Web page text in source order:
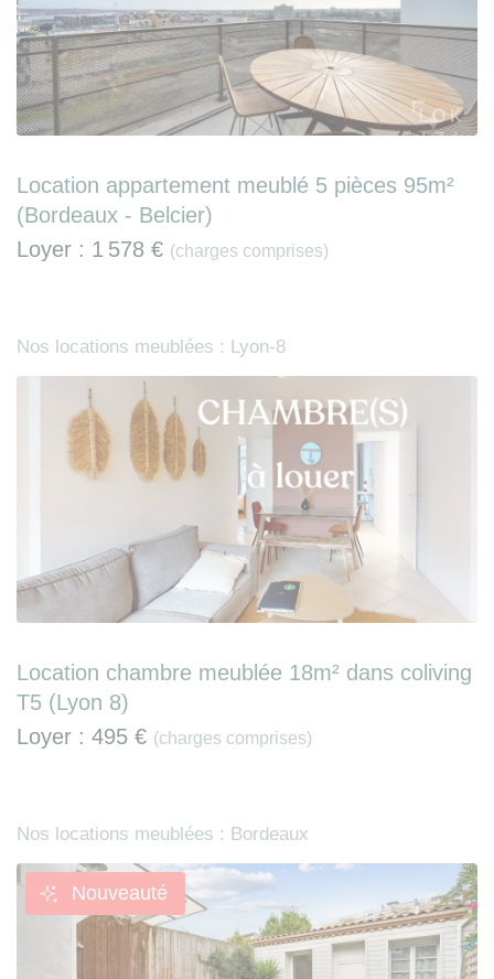
Location appartement meublé 5 pièces 95m²
(Bordeaux - Belcier)
Loyer : 1 578 € (charges comprises)
Nos locations meublées : Lyon-8
Location chambre meublée 18m² dans coliving
T5 (Lyon 8)
Loyer : 495 € (charges comprises)
Nos locations meublées : Bordeaux
Nouveauté